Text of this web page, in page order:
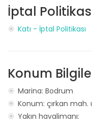
İptal
Katı - İptal Politikası
Konum
Marina: Bodrum
Konum: çırkan mah.
Yakın havalimanı: